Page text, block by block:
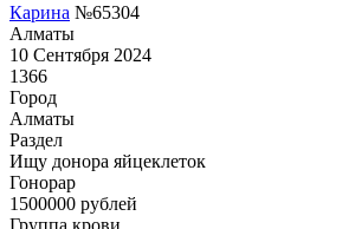
Карина №65304
Алматы
10 Сентября 2024
1366
Город
Алматы
Раздел
Ищу донора яйцеклеток
Гонoрар
1500000 рублей
Группа крови